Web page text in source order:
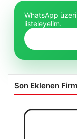
WhatsApp
listeleyelim.
Son Eklenen